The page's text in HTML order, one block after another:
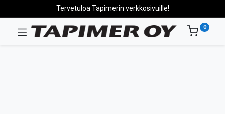
Tervetuloa Tapimerin verkkosivuille!
0